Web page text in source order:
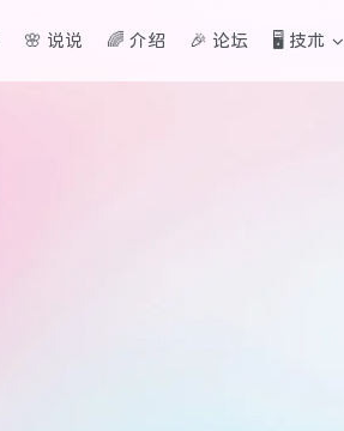
🌸 说说 🌈 介绍 🎉 论坛 🖥️ 技术